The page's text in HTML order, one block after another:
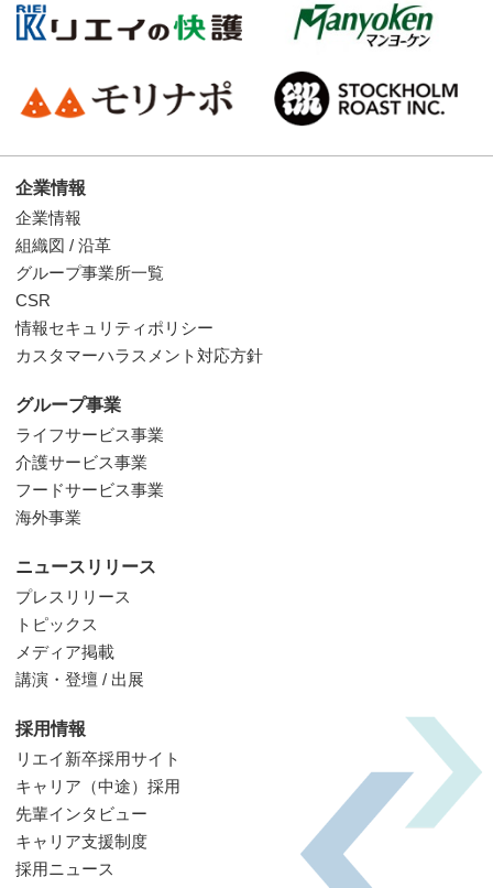
企業情報
企業情報
組織図 / 沿革
グループ事業所一覧
CSR
情報セキュリティポリシー
カスタマーハラスメント対応方針
グループ事業
ライフサービス事業
介護サービス事業
フードサービス事業
海外事業
ニュースリリース
プレスリリース
トピックス
メディア掲載
講演・登壇 / 出展
採用情報
リエイ新卒採用サイト
キャリア（中途）採用
先輩インタビュー
キャリア支援制度
採用ニュース